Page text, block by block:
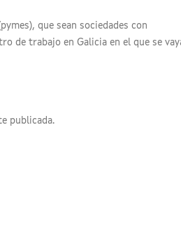
que sean sociedades con
de trabajo en Galicia en el que se
publicada.